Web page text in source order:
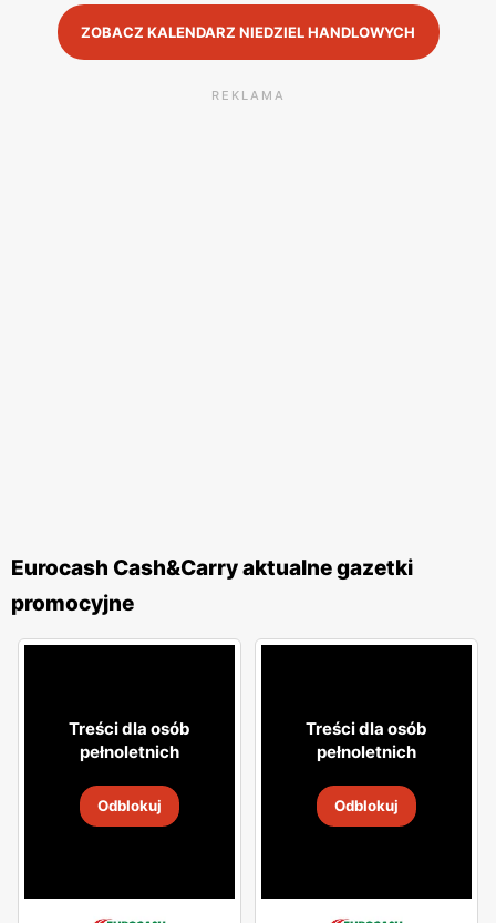
ZOBACZ KALENDARZ NIEDZIEL HANDLOWYCH
REKLAMA
Eurocash Cash&Carry aktualne gazetki
promocyjne
Treści dla osób
pełnoletnich
Odblokuj
Treści dla osób
pełnoletnich
Odblokuj